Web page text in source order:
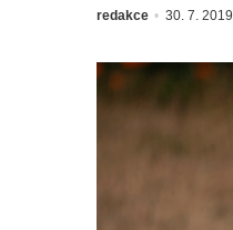
redakce 30. 7. 2019